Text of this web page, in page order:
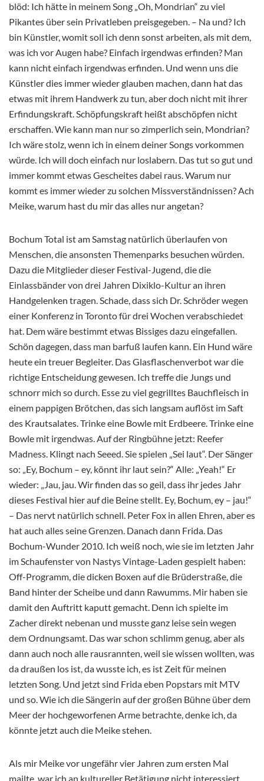
blöd: Ich hätte in meinem Song „Oh, Mondrian“ zu viel
Pikantes über sein Privatleben preisgegeben. – Na und? Ich
bin Künstler, womit soll ich denn sonst arbeiten, als mit dem,
was ich vor Augen habe? Einfach irgendwas erfinden? Man
kann nicht einfach irgendwas erfinden. Und wenn uns die
Künstler dies immer wieder glauben machen, dann hat das
etwas mit ihrem Handwerk zu tun, aber doch nicht mit ihrer
Erfindungskraft. Schöpfungskraft heißt abschöpfen nicht
erschaffen. Wie kann man nur so zimperlich sein, Mondrian?
Ich wäre stolz, wenn ich in einem deiner Songs vorkommen
würde. Ich will doch einfach nur loslabern. Das tut so gut und
immer kommt etwas Gescheites dabei raus. Warum nur
kommt es immer wieder zu solchen Missverständnissen? Ach
Meike, warum hast du mir das alles nur angetan?
Bochum Total ist am Samstag natürlich überlaufen von
Menschen, die ansonsten Themenparks besuchen würden.
Dazu die Mitglieder dieser Festival-Jugend, die die
Einlassbänder von drei Jahren Dixiklo-Kultur an ihren
Handgelenken tragen. Schade, dass sich Dr. Schröder wegen
einer Konferenz in Toronto für drei Wochen verabschiedet
hat. Dem wäre bestimmt etwas Bissiges dazu eingefallen.
Schön dagegen, dass man barfuß laufen kann. Ein Hund wäre
heute ein treuer Begleiter. Das Glasflaschenverbot war die
richtige Entscheidung gewesen. Ich treffe die Jungs und
schnorr mich so durch. Esse zu viel gegrilltes Bauchfleisch in
einem pappigen Brötchen, das sich langsam auflöst im Saft
des Krautsalates. Trinke eine Bowle mit Erdbeere. Trinke eine
Bowle mit irgendwas. Auf der Ringbühne jetzt: Reefer
Madness. Klingt nach Seeed. Sie spielen „Sei laut“. Der Sänger
so: „Ey, Bochum – ey, könnt ihr laut sein?“ Alle: „Yeah!“ Er
wieder: „Jau, jau. Wir finden das so geil, dass ihr jedes Jahr
dieses Festival hier auf die Beine stellt. Ey, Bochum, ey – jau!“
– Das nervt natürlich schnell. Peter Fox in allen Ehren, aber es
hat auch alles seine Grenzen. Danach dann Frida. Das
Bochum-Wunder 2010. Ich weiß noch, wie sie im letzten Jahr
im Schaufenster von Nastys Vintage-Laden gespielt haben:
Off-Programm, die dicken Boxen auf die Brüderstraße, die
Band hinter der Scheibe und dann Rawumms. Mir haben sie
damit den Auftritt kaputt gemacht. Denn ich spielte im
Zacher direkt nebenan und musste ganz leise sein wegen
dem Ordnungsamt. Das war schon schlimm genug, aber als
dann auch noch alle rausrannten, weil sie wissen wollten, was
da draußen los ist, da wusste ich, es ist Zeit für meinen
letzten Song. Und jetzt sind Frida eben Popstars mit MTV
und so. Wie ich die Sängerin auf der großen Bühne über dem
Meer der hochgeworfenen Arme betrachte, denke ich, da
könnte jetzt auch die Meike stehen.
Als mir Meike vor ungefähr vier Jahren zum ersten Mal
mailte, war ich an kultureller Betätigung nicht interessiert.